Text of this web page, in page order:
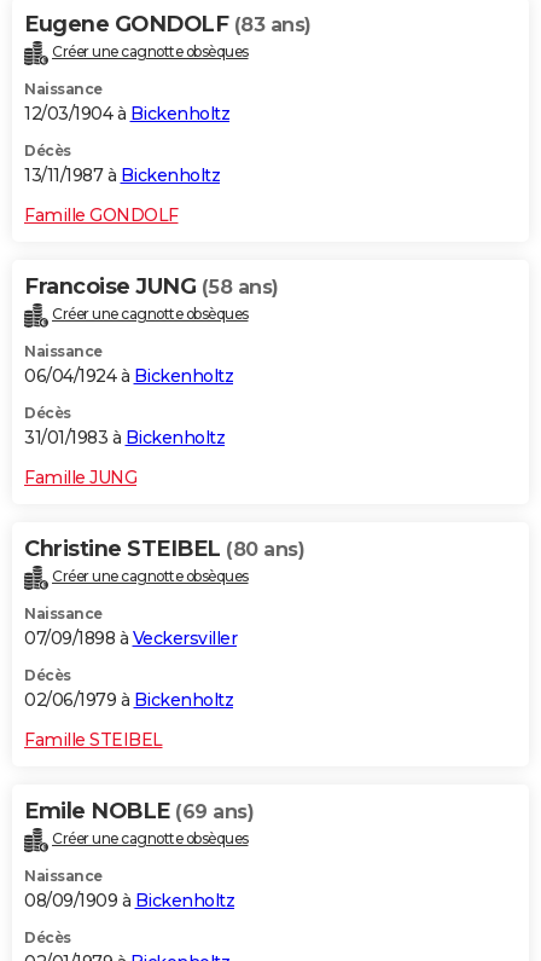
Eugene GONDOLF (83 ans)
Créer une cagnotte obsèques
Naissance
12/03/1904 à Bickenholtz
Décès
13/11/1987 à Bickenholtz
Famille GONDOLF
Francoise JUNG (58 ans)
Créer une cagnotte obsèques
Naissance
06/04/1924 à Bickenholtz
Décès
31/01/1983 à Bickenholtz
Famille JUNG
Christine STEIBEL (80 ans)
Créer une cagnotte obsèques
Naissance
07/09/1898 à Veckersviller
Décès
02/06/1979 à Bickenholtz
Famille STEIBEL
Emile NOBLE (69 ans)
Créer une cagnotte obsèques
Naissance
08/09/1909 à Bickenholtz
Décès